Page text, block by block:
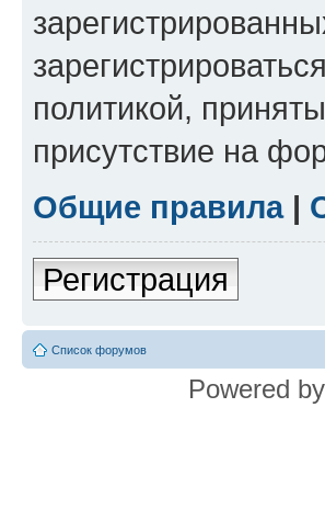
политикой,
присутствие на
Общие правила|
Регистрация
Список форумов
Powered by